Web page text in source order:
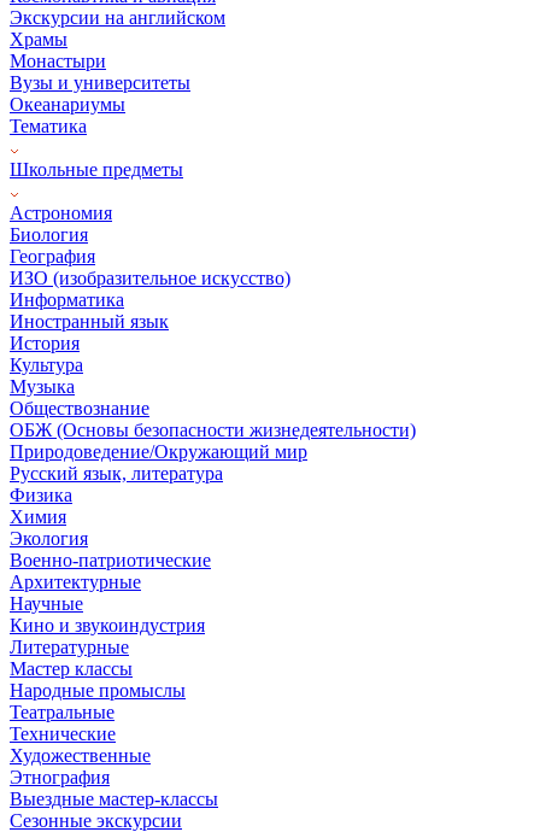
Экскурсии на английском
Храмы
Монастыри
Вузы и университеты
Океанариумы
Тематика
Школьные предметы
Астрономия
Биология
География
ИЗО (изобразительное искусство)
Информатика
Иностранный язык
История
Культура
Музыка
Обществознание
ОБЖ (Основы безопасности жизнедеятельности)
Природоведение/Окружающий мир
Русский язык, литература
Физика
Химия
Экология
Военно-патриотические
Архитектурные
Научные
Кино и звукоиндустрия
Литературные
Мастер классы
Народные промыслы
Театральные
Технические
Художественные
Этнография
Выездные мастер-классы
Сезонные экскурсии